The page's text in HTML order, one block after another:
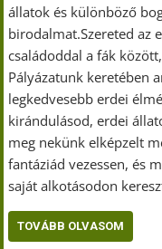
állatok és különböző
birodalmat.Szereted az
családoddal a fák
Pályázatunk keretében
legkedvesebb erdei
kirándulásod, erdei
meg nekünk elképzelt
fantáziád vezessen, és
saját alkotásodon
TOVÁBB OLVASOM